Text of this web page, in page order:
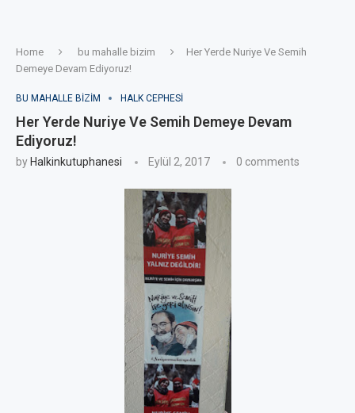
Home bu mahalle bizim
Her Yerde Nuriye Ve Semih
Demeye Devam Ediyoruz!
BU MAHALLE BIZIM HALK CEPHESI
Her Yerde Nuriye Ve Semih Demeye Devam
Ediyoruz!
by Halkinkutuphanesi Eylül 2, 2017 0 comments